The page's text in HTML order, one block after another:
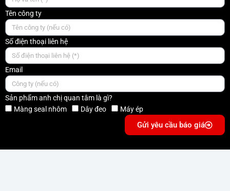
Tên công ty
Số điện thoại liên hệ
Email
Sản phẩm anh chị quan tâm là gì?
Màng seal nhôm
Dây đeo Máy ép
Gửi yêu cầu báo giá